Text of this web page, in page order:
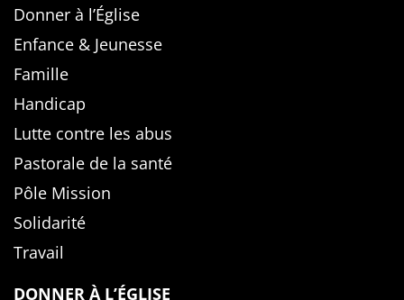
Donner à l’Église
Enfance & Jeunesse
Famille
Handicap
Lutte contre les abus
Pastorale de la santé
Pôle Mission
Solidarité
Travail
DONNER À L’ÉGLISE